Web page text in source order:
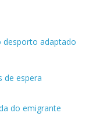
desporto adaptado
de espera
do emigrante